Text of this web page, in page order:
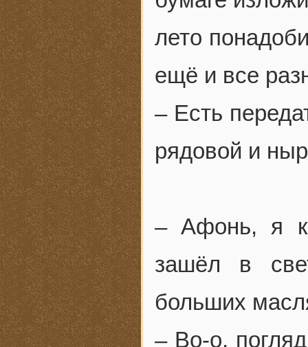
лето
ещё и все
– Есть
рядовой и
– Афонь, я к
зашёл в
больших
– Во-о,